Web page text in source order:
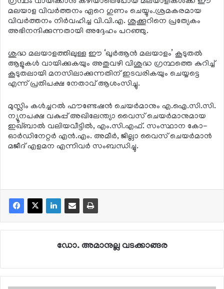
മലയാള വിവര്‍ത്തനം ഏറെ ഗുണം ചെയ്യും.ശ്രമകരമായ
വിവര്‍ത്തനം നിര്‍വഹിച്ച വി.വി.എ. ശുക്കൂറിനെ പ്രത്യേകം
അഭിനന്ദിക്കുന്നതായി അദ്ദേഹം പറഞ്ഞു.
ശുദ്ധ മലയാളത്തിലുള്ള ഈ ‘ഖുര്‍ആന്‍ മലയാളം’ കൂടുതല്‍
ആളുകള്‍ വായിക്കുകയും അതുവഴി വിശുദ്ധ ഗ്രന്ഥത്തെ കുറിച്ച്
കൂടുതലായി മനസിലാക്കുന്നതിന് ഇടവരികയും ചെയ്യട്ടെ
എന്ന് പ്രതിപക്ഷ നേതാവ് ആശംസിച്ചു.
മുസ്ലിം കള്‍ച്ചറല്‍ ഫൗണ്ടേഷന്‍ ചെയര്‍മാനും എ.ഐ.സി.സി.
ന്യൂനപക്ഷ വകുപ്പ് അഖിലേന്ത്യാ വൈസ് ചെയര്‍മാനുമായ
ഇഖ്ബാല്‍ വലിയവീട്ടില്‍, എം.സി.എഫ്. സംസ്ഥാന കോ-
ഓര്‍ഡിനേറ്റര്‍ എന്‍.എം. അമീര്‍, ജില്ലാ വൈസ് ചെയര്‍മാന്‍
മജീദ് എളമന എന്നിവര്‍ സംബന്ധിച്ചു.
ഡോ. അമാനുല്ല വടക്കാങ്ങര